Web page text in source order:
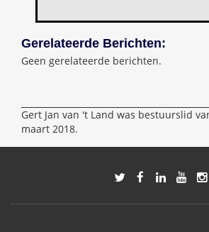
Gerelateerde Berichten:
Geen gerelateerde berichten.
Gert Jan van 't Land was bestuurslid
maart 2018.